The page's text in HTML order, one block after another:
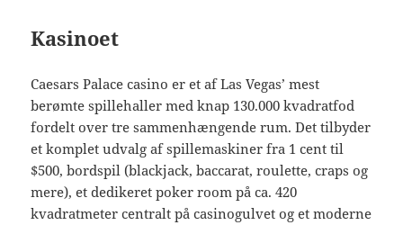
Kasinoet
Caesars Palace casino er et af Las Vegas’ mest
berømte spillehaller med knap 130.000 kvadratfod
fordelt over tre sammenhængende rum. Det tilbyder
et komplet udvalg af spillemaskiner fra 1 cent til
$500, bordspil (blackjack, baccarat, roulette, craps og
mere), et dedikeret poker room på ca. 420
kvadratmeter centralt på casinogulvet og et moderne